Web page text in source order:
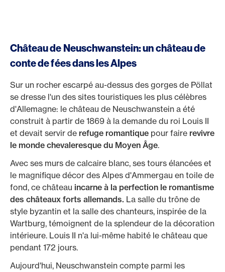
Château de Neuschwanstein: un château de
conte de fées dans les Alpes
Sur un rocher escarpé au-dessus des gorges de Pöllat
se dresse l'un des sites touristiques les plus célèbres
d'Allemagne: le château de Neuschwanstein a été
construit à partir de 1869 à la demande du roi Louis II
et devait servir de refuge romantique pour faire revivre
le monde chevaleresque du Moyen Âge.
Avec ses murs de calcaire blanc, ses tours élancées et
le magnifique décor des Alpes d'Ammergau en toile de
fond, ce château incarne à la perfection le romantisme
des châteaux forts allemands. La salle du trône de
style byzantin et la salle des chanteurs, inspirée de la
Wartburg, témoignent de la splendeur de la décoration
intérieure. Louis II n'a lui-même habité le château que
pendant 172 jours.
Aujourd'hui, Neuschwanstein compte parmi les